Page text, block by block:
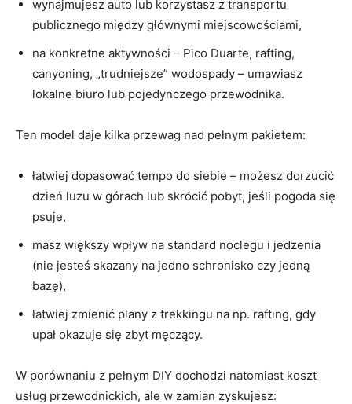
wynajmujesz auto lub korzystasz z transportu
publicznego między głównymi miejscowościami,
na konkretne aktywności – Pico Duarte, rafting,
canyoning, „trudniejsze” wodospady – umawiasz
lokalne biuro lub pojedynczego przewodnika.
Ten model daje kilka przewag nad pełnym pakietem:
łatwiej dopasować tempo do siebie – możesz dorzucić
dzień luzu w górach lub skrócić pobyt, jeśli pogoda się
psuje,
masz większy wpływ na standard noclegu i jedzenia
(nie jesteś skazany na jedno schronisko czy jedną
bazę),
łatwiej zmienić plany z trekkingu na np. rafting, gdy
upał okazuje się zbyt męczący.
W porównaniu z pełnym DIY dochodzi natomiast koszt
usług przewodnickich, ale w zamian zyskujesz: